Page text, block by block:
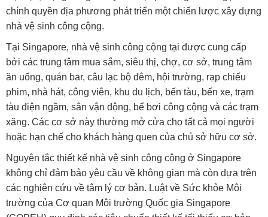
chính quyền địa phương phát triển một chiến lược xây dựng
nhà vệ sinh công cộng.
Tại Singapore, nhà vệ sinh công cộng tại được cung cấp
bởi các trung tâm mua sắm, siêu thị, chợ, cơ sở, trung tâm
ăn uống, quán bar, câu lạc bộ đêm, hội trường, rạp chiếu
phim, nhà hát, công viên, khu du lịch, bến tàu, bến xe, trạm
tàu điện ngầm, sân vận động, bể bơi công cộng và các trạm
xăng. Các cơ sở này thường mở cửa cho tất cả mọi người
hoặc hạn chế cho khách hàng quen của chủ sở hữu cơ sở.
Nguyên tắc thiết kế nhà vệ sinh công cộng ở Singapore
không chỉ đảm bảo yêu cầu về không gian mà còn dựa trên
các nghiên cứu về tâm lý cơ bản. Luật về Sức khỏe Môi
trường của Cơ quan Môi trường Quốc gia Singapore